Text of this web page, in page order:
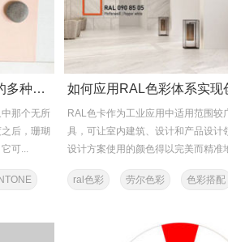
将PANTONE粉色调带入室内的多种搭配方案
那个无所
后，珊瑚
可...
RAL色卡作为工业应用中适用范围较
具，可让室内建筑、设计和产品设计
设计方案使用的颜色得以完美而精准
ral色彩 劳尔色彩 色彩搭配